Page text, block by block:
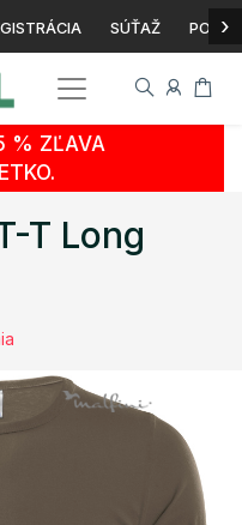
SÚŤAŽ ›
% ZĽAVA
T Long